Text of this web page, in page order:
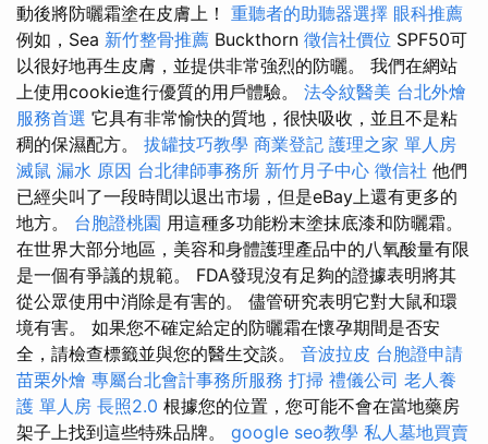
動後將防曬霜塗在皮膚上！ 重聽者的助聽器選擇 眼科推薦
例如，Sea 新竹整骨推薦 Buckthorn 徵信社價位 SPF50可
以很好地再生皮膚，並提供非常強烈的防曬。 我們在網站
上使用cookie進行優質的用戶體驗。 法令紋醫美 台北外燴
服務首選 它具有非常愉快的質地，很快吸收，並且不是粘
稠的保濕配方。 拔罐技巧教學 商業登記 護理之家 單人房
滅鼠 漏水 原因 台北律師事務所 新竹月子中心 徵信社 他們
已經尖叫了一段時間以退出市場，但是eBay上還有更多的
地方。 台胞證桃園 用這種多功能粉末塗抹底漆和防曬霜。
在世界大部分地區，美容和身體護理產品中的八氧酸量有限
是一個有爭議的規範。 FDA發現沒有足夠的證據表明將其
從公眾使用中消除是有害的。 儘管研究表明它對大鼠和環
境有害。 如果您不確定給定的防曬霜在懷孕期間是否安
全，請檢查標籤並與您的醫生交談。 音波拉皮 台胞證申請
苗栗外燴 專屬台北會計事務所服務 打掃 禮儀公司 老人養
護 單人房 長照2.0 根據您的位置，您可能不會在當地藥房
架子上找到這些特殊品牌。 google seo教學 私人墓地買賣